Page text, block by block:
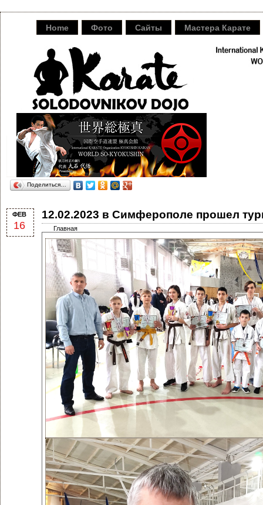
Home Фото Сайты Мастера Карате
Поделиться…
ФЕВ
16
12.02.2023 в Симферополе прошел
Главная